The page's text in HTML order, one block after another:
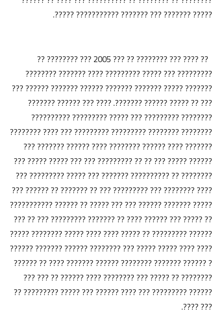
????? ??????? ??? ??????? ??????????? ?????.
?? ???? ??? ???????? ?? ??? 2005 ??? ???????? ??
????????? ??? ????? ????????? ???? ??????? ????????
??????? ????? ??????? ??????? ?????? ??????? ?????? ???
??? ?? ????? ?????? ???????. ???? ??? ?????? ???????
???????? ????????? ??? ????? ????????? ??????????
???????? ???????? ????????? ????????? ??? ???? ????????
??????? ???? ?????? ???????? ???? ?????? ??????? ???
?????? ????? ??? ?? ?? ????????? ??? ??? ????? ????? ???
???????? ?? ?????????? ??????? ??? ????? ????????? ???
???? ???????? ??? ????????? ??? ?? ??????? ?? ?????? ???
????? ??????? ?????? ??? ??? ????? ?? ?????? ???????????
?? ????? ??? ?????? ???? ?? ??????? ????????? ??? ?? ???
?????? ????????? ?? ????? ???? ???? ????? ???????? ?????
???? ???? ????? ????? ??? ???????? ?????? ??????? ??????
? ?????? ??????? ???????? ?????? ??????? ???? ?? ??????
???????? ?? ????? ??? ???????? ???? ?????? ?? ??? ???
?????? ????????? ??? ???? ?????? ??? ????? ????????? ??
??? ????.